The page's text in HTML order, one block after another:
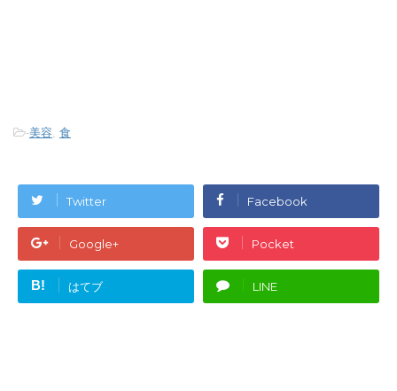
-美容, 食
Twitter Facebook
Google+ Pocket
B! はてブ LINE